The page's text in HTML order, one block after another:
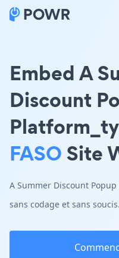
Embed A
Discount
FASOSite
A Summer Discount
sans codage et sans soucis.